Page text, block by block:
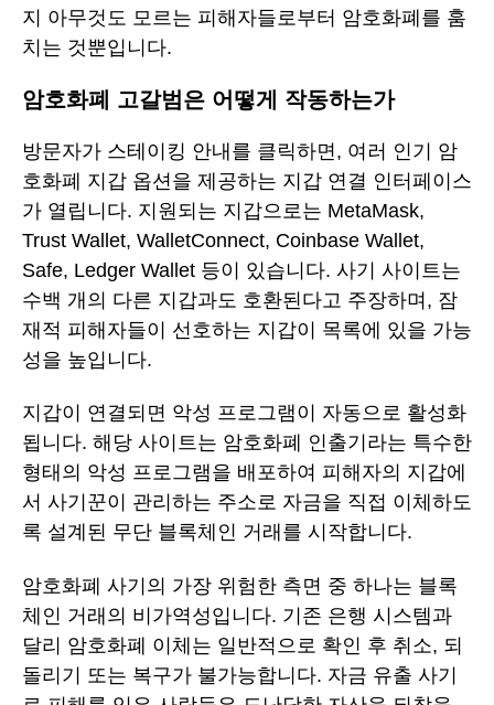
지 아무것도 모르는 피해자들로부터 암호화폐를 훔
치는 것뿐입니다.
암호화폐 고갈범은 어떻게 작동하는가
방문자가 스테이킹 안내를 클릭하면, 여러 인기 암
호화폐 지갑 옵션을 제공하는 지갑 연결 인터페이스
가 열립니다. 지원되는 지갑으로는 MetaMask,
Trust Wallet, WalletConnect, Coinbase Wallet,
Safe, Ledger Wallet 등이 있습니다. 사기 사이트는
수백 개의 다른 지갑과도 호환된다고 주장하며, 잠
재적 피해자들이 선호하는 지갑이 목록에 있을 가능
성을 높입니다.
지갑이 연결되면 악성 프로그램이 자동으로 활성화
됩니다. 해당 사이트는 암호화폐 인출기라는 특수한
형태의 악성 프로그램을 배포하여 피해자의 지갑에
서 사기꾼이 관리하는 주소로 자금을 직접 이체하도
록 설계된 무단 블록체인 거래를 시작합니다.
암호화폐 사기의 가장 위험한 측면 중 하나는 블록
체인 거래의 비가역성입니다. 기존 은행 시스템과
달리 암호화폐 이체는 일반적으로 확인 후 취소, 되
돌리기 또는 복구가 불가능합니다. 자금 유출 사기